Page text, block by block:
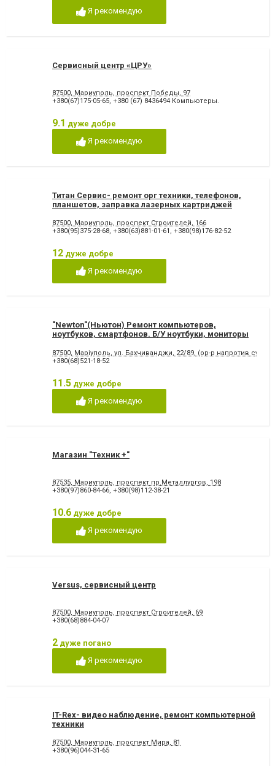
Я рекомендую
Сервисный центр «ЦРУ»
87500, Мариуполь, проспект Победы, 97
+380(67)175-05-65, +380 (67) 8436494 Компьютеры.
9.1 дуже добре
Я рекомендую
Титан Сервис- ремонт орг техники, телефонов,
планшетов, заправка лазерных картриджей
87500, Мариуполь, проспект Строителей, 166
+380(95)375-28-68, +380(63)881-01-61 , +380(98)176-82-52
12 дуже добре
Я рекомендую
"Newton"(Ньютон) Ремонт компьютеров,
ноутбуков, смартфонов. Б/У ноутбуки, мониторы
87500, Маріуполь, ул. Бахчиванджи, 22/89, (ор-р напротив
+380(68)521-18-52
11.5 дуже добре
Я рекомендую
Магазин "Техник +"
87535, Мариуполь, проспект пр.Металлургов, 198
+380(97)860-84-66, +380(98)112-38-21
10.6 дуже добре
Я рекомендую
Versus, сервисный центр
87500, Мариуполь, проспект Строителей, 69
+380(68)884-04-07
2 дуже погано
Я рекомендую
IT-Rex- видео наблюдение, ремонт компьютерной
техники
87500, Мариуполь, проспект Мира, 81
+380(96)044-31-65